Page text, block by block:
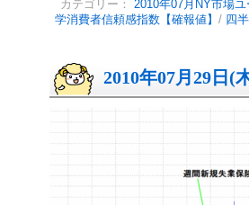
カテゴリー： 2010年07月NY市場
学消費者信頼感指数【確報値】 / 四
2010年07月29日(